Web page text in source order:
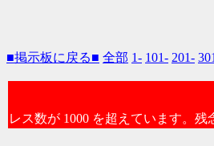
■掲示板に戻る■ 全部 1- 101- 201-
レス数が 1000 を超えています。